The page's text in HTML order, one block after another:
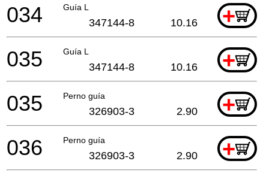
Guía L +
034 347144-8 10.16
Guía L +
035 347144-8 10.16
Perno guía +
035 326903-3 2.90
Perno guía +
036 326903-3 2.90